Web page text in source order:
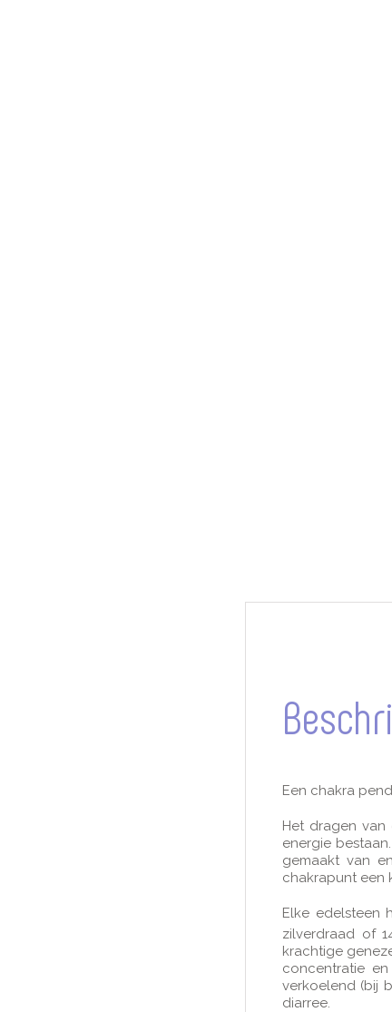
Een chakra
Het dragen
energie
gemaakt van
chakrapunt een
Elke edelsteen
zilverdraad of
krachtige
concentratie
verkoelend (bij
diarree.